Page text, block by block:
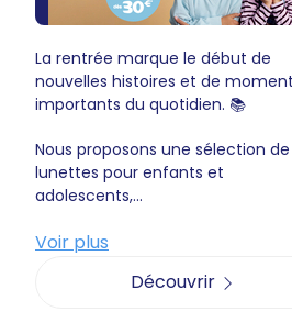
La rentrée marque le début de
nouvelles histoires et de
importants du quotidien. 📚
Nous proposons une sélection de
lunettes pour enfants et
adolescents,...
Voir plus
Découvrir